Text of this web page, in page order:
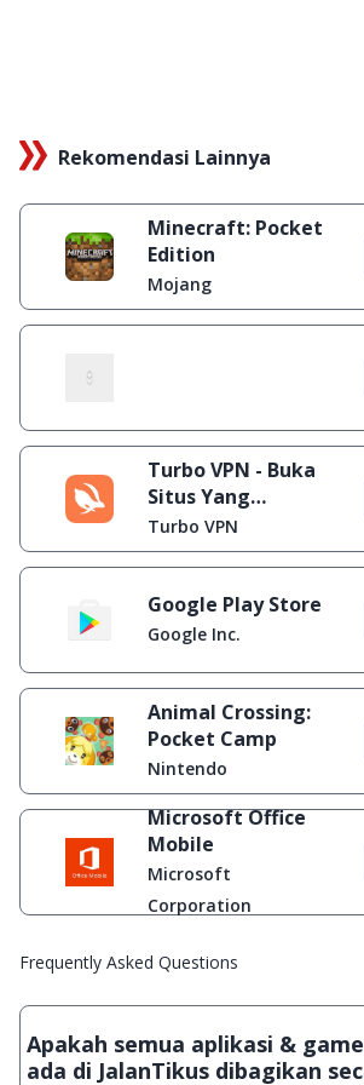
Rekomendasi Lainnya
Minecraft: Pocket
Edition
Mojang
Turbo VPN - Buka
Situs Yang
Diblokir
Turbo VPN
Google Play Store
Google Inc.
Animal Crossing:
Pocket Camp
Nintendo
Microsoft Office
Mobile
Microsoft
Corporation
Frequently Asked Questions
Apakah semua aplikasi &
ada di JalanTikus dibagikan